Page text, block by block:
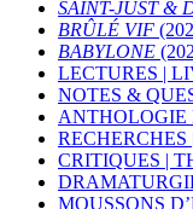
SAINT-JUST &
BRÛLÉ VIF
BABYLONE
LECTURES |
NOTES &
ANTHOLOGIE
CRITIQUES |
MOUSSONS